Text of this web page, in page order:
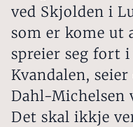
ved Skjolden i
som er kome ut
spreier seg fort
Kvandalen,
Dahl-
Det skal ikkje